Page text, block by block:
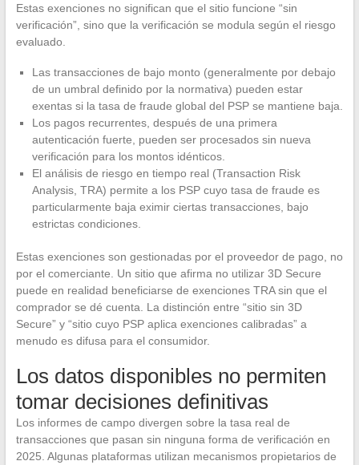
Estas exenciones no significan que el sitio funcione “sin
verificación”, sino que la verificación se modula según el riesgo
evaluado.
Las transacciones de bajo monto (generalmente por debajo
de un umbral definido por la normativa) pueden estar
exentas si la tasa de fraude global del PSP se mantiene baja.
Los pagos recurrentes, después de una primera
autenticación fuerte, pueden ser procesados sin nueva
verificación para los montos idénticos.
El análisis de riesgo en tiempo real (Transaction Risk
Analysis, TRA) permite a los PSP cuyo tasa de fraude es
particularmente baja eximir ciertas transacciones, bajo
estrictas condiciones.
Estas exenciones son gestionadas por el proveedor de pago, no
por el comerciante. Un sitio que afirma no utilizar 3D Secure
puede en realidad beneficiarse de exenciones TRA sin que el
comprador se dé cuenta. La distinción entre “sitio sin 3D
Secure” y “sitio cuyo PSP aplica exenciones calibradas” a
menudo es difusa para el consumidor.
Los datos disponibles no permiten
tomar decisiones definitivas
Los informes de campo divergen sobre la tasa real de
transacciones que pasan sin ninguna forma de verificación en
2025. Algunas plataformas utilizan mecanismos propietarios de